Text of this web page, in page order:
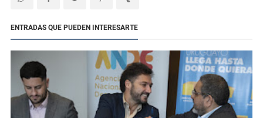
ENTRADAS QUE PUEDEN INTERESARTE